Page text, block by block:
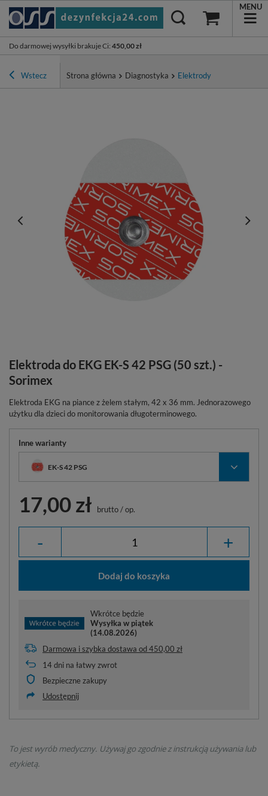
Do darmowej wysyłki brakuje Ci: 450,00 zł
MENU
Wstecz Strona główna Diagnostyka Elektrody
Elektroda do EKG EK-S 42 PSG (50 szt.) -
Sorimex
Elektroda EKG na piance z żelem stałym, 42 x 36 mm. Jednorazowego
użytku dla dzieci do monitorowania długoterminowego.
Inne warianty
EK-S 42 PSG
17,00 zł brutto/op.
- +
Dodaj do koszyka
Wkrótce będzie
Wysyłka w piątek
(14.08.2026)
Darmowa i szybka dostawa od450,00 zł
14dni na łatwy zwrot
Bezpieczne zakupy
Udostępnij
To jest wyrób medyczny. Używaj go zgodnie z instrukcją używania lub
etykietą.